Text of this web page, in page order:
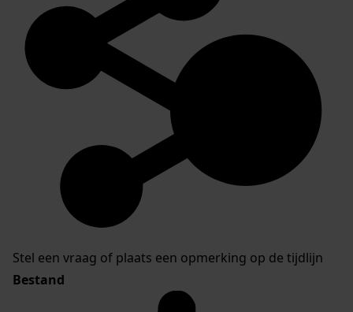
Stel een vraag of plaats een opmerking op de tijdlijn
Bestand